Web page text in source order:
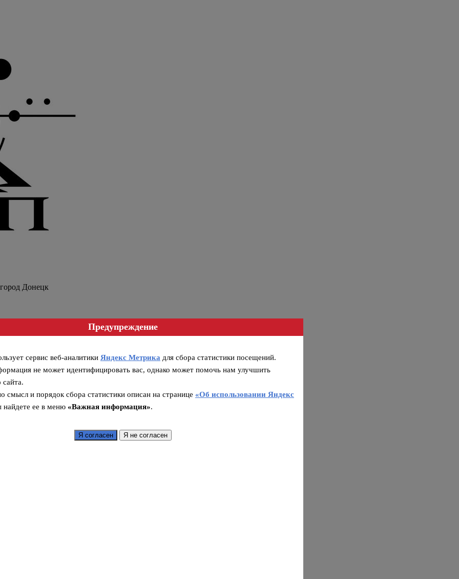
Донецк
явлениями в шахтах
Предупреждение
сервис веб-аналитики Яндекс Метрика для сбора статистики посещений.
не может идентифицировать вас, однако может помочь нам улучшить
смысл и порядок сбора статистики описан на странице «Об использовании Яндекс
найдете ее в меню «Важная информация».